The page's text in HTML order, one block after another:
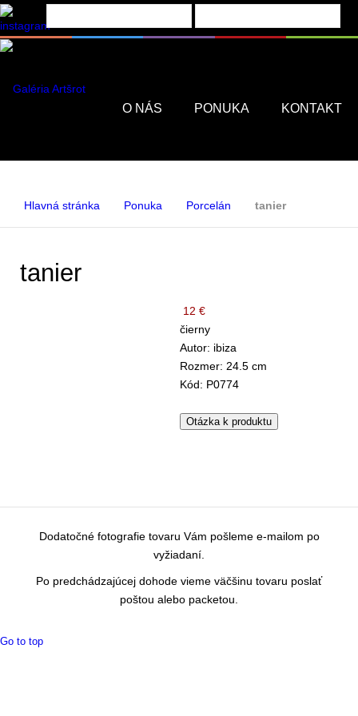
O NÁS PONUKA KONTAKT
Hlavná stránka Ponuka Porcelán tanier
tanier
12 €
čierny
Autor: ibiza
Rozmer: 24.5 cm
Kód: P0774
Otázka k produktu
Dodatočné fotografie tovaru Vám pošleme e-mailom po
vyžiadaní.
Po predchádzajúcej dohode vieme väčšinu tovaru poslať
poštou alebo packetou.
Go to top